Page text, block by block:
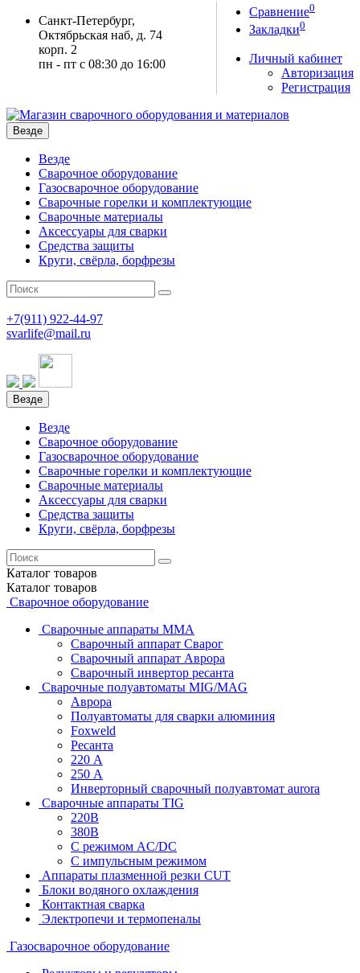
Санкт-Петербург,
Октябрьская наб, д. 74
корп. 2
пн - пт с 08:30 до 16:00
Сравнение0
Закладки0
Личный кабинет
Авторизация
Регистрация
Везде
Везде
Сварочное оборудование
Газосварочное оборудование
Сварочные горелки и комплектующие
Сварочные материалы
Аксессуары для сварки
Средства защиты
Круги, свёрла, борфрезы
+7(911) 922-44-97
svarlife@mail.ru
Везде
Везде
Сварочное оборудование
Газосварочное оборудование
Сварочные горелки и комплектующие
Сварочные материалы
Аксессуары для сварки
Средства защиты
Круги, свёрла, борфрезы
Каталог товаров
Каталог товаров
Сварочное оборудование
Сварочные аппараты MMA
Сварочный аппарат Сварог
Сварочный аппарат Аврора
Сварочный инвертор ресанта
Сварочные полуавтоматы MIG/MAG
Аврора
Полуавтоматы для сварки алюминия
Foxweld
Ресанта
220 А
250 А
Инверторный сварочный полуавтомат aurora
Сварочные аппараты TIG
220В
380В
С режимом AC/DC
С импульсным режимом
Аппараты плазменной резки CUT
Блоки водяного охлаждения
Контактная сварка
Электропечи и термопеналы
Газосварочное оборудование